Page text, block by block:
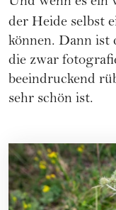
der Heide selbst
können. Dann ist
die zwar
beeindruckend
sehr schön ist.